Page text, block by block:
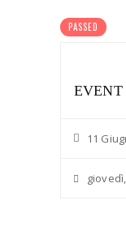
PASSED
11